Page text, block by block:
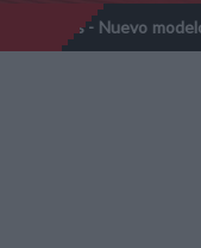
modelo de